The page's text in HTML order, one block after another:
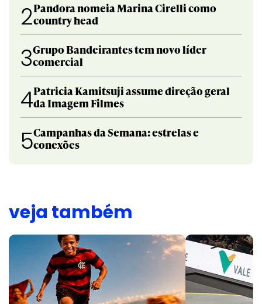
2Pandora nomeia Marina Cirelli como
country head
3Grupo Bandeirantes tem novo líder
comercial
4Patricia Kamitsuji assume direção geral
da Imagem Filmes
5Campanhas da Semana: estrelas e
conexões
veja também